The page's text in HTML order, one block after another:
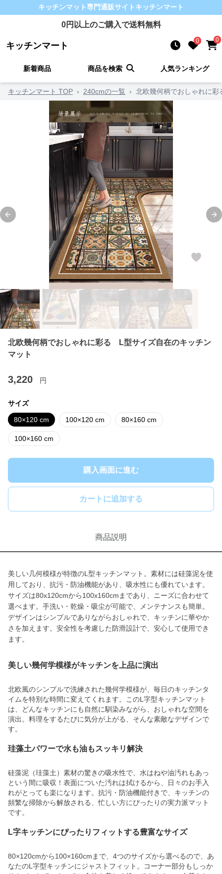
キッチンマット専門通販サイト キッチンマート
0円以上のご購入で送料無料
キッチンマート 0 0
新着商品 商品を検索 人気ランキング
キッチンマート TOP › 240cmの一覧 › 北欧幾何柄でおしゃれに
Previous slide
北欧幾何柄でおしゃれに彩る L型サイズ自在のキッチン
マット
3,220 円
サイズ
80×120 cm 100×120 cm 80×160 cm
100×160 cm
購入画面に進む
カートに追加する
商品説明
美しい几何模様が特徴のL型キッチンマット。素材には硅藻泥を使
用しており、抗污・防油機能があり、吸水性にも優れています。
サイズは80x120cmから100x160cmまであり、ニーズに合わせて
選べます。手洗い・乾燥・吸尘が可能で、メンテナンスも簡単。
デザインはシンプルでありながらおしゃれで、キッチンに華やか
さを加えます。安全性を考慮した防滑設計で、安心して使用でき
ます。
美しい幾何学模様がキッチンを上品に演出
北欧風のシンプルで洗練された幾何学模様が、毎日のキッチンタ
イムを特別な時間に変えてくれます。このL字型キッチンマット
は、どんなキッチンにも自然に馴染みながら、おしゃれな空間を
演出。料理をするたびに気分が上がる、そんな素敵なデザインで
す。
珪藻土パワーで水も油もスッキリ解決
硅藻泥（珪藻土）素材の驚きの吸水性で、水はねや油汚れもあっ
という間に吸収！表面についた汚れは拭けるから、日々のお手入
れがとっても楽になります。抗污・防油機能付きで、キッチンの
頻繁な掃除から解放される、忙しい方にぴったりの実力派マット
です。
L字キッチンにぴったりフィットする豊富なサイズ
80×120cmから100×160cmまで、4つのサイズから選べるので、あ
なたのL字型キッチンにジャストフィット。コーナー部分もしっか